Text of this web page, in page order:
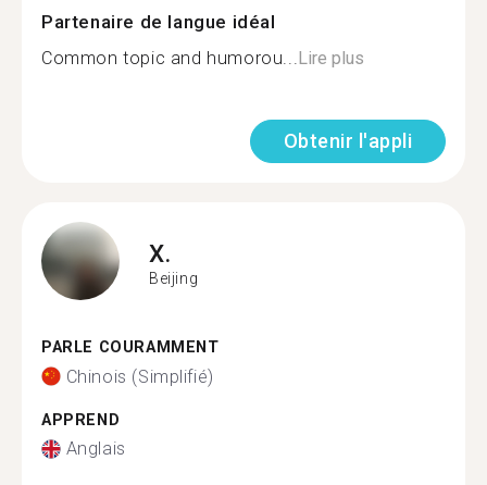
Partenaire de langue idéal
Common topic and humorou...Lire plus
Obtenir l'appli
X.
Beijing
PARLE COURAMMENT
Chinois (Simplifié)
APPREND
Anglais